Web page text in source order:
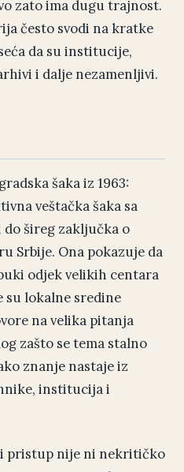
zato ima dugu trajnost.
često svodi na kratke
da su institucije,
i dalje nezamenljivi.
šaka iz 1963:
veštačka šaka sa
do šireg zaključka o
Srbije. Ona pokazuje da
odjek velikih centara
su lokalne sredine
na velika pitanja
zašto se tema stalno
znanje nastaje iz
institucija i
pristup nije ni nekritičko